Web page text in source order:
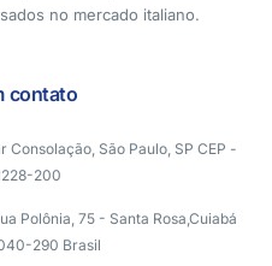
no mercado italiano.
contato
Consolação, São Paulo, SP CEP -
200
Polônia, 75 - Santa Rosa,Cuiabá
290 Brasil